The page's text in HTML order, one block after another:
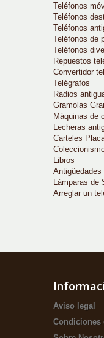
Teléfonos
Teléfonos
Teléfonos
Teléfonos de
Teléfonos
Repuestos
Convertidor
Telégrafos
Radios
Gramolas
Máquinas de
Lecheras
Carteles
Libros
Antigüedades
Lámparas de
Arreglar un
Aviso legal
Condiciones